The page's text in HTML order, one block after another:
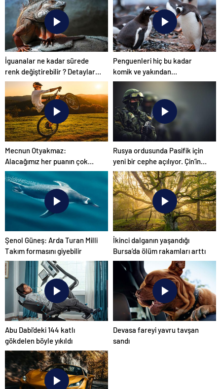
İguanalar ne kadar sürede
renk değiştirebilir ? Detaylar
burada…
Penguenleri hiç bu kadar
komik ve yakından
görmemiştiniz
Mecnun Otyakmaz:
Alacağımız her puanın çok
önemi var
Rusya ordusunda Pasifik için
yeni bir cephe açılıyor. Çin’in
ilk tepkisi!
Şenol Güneş: Arda Turan Milli
Takım formasını giyebilir
İkinci dalganın yaşandığı
Bursa’da ölüm rakamları arttı
Abu Dabi’deki 144 katlı
gökdelen böyle yıkıldı
Devasa fareyi yavru tavşan
sandı